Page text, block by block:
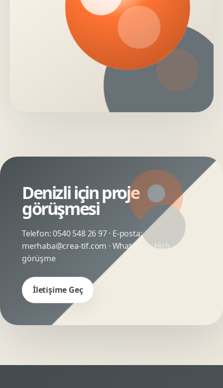
Denizli için proje
görüşmesi
Telefon:0540 548 26 97· E-posta:
merhaba@crea-tif.com · WhatsApp:Hızlı
görüşme
İletişime Geç